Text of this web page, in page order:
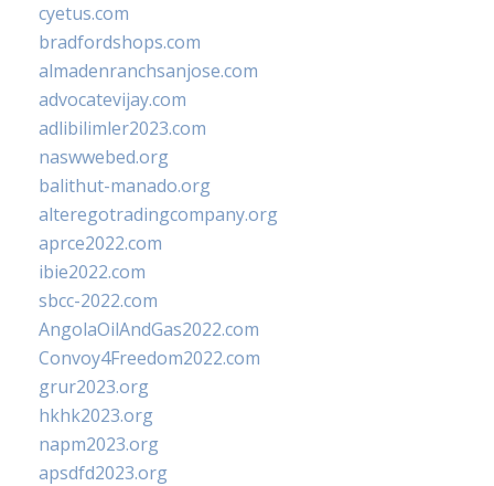
cyetus.com
bradfordshops.com
almadenranchsanjose.com
advocatevijay.com
adlibilimler2023.com
naswwebed.org
balithut-manado.org
alteregotradingcompany.org
aprce2022.com
ibie2022.com
sbcc-2022.com
AngolaOilAndGas2022.com
Convoy4Freedom2022.com
grur2023.org
hkhk2023.org
napm2023.org
apsdfd2023.org